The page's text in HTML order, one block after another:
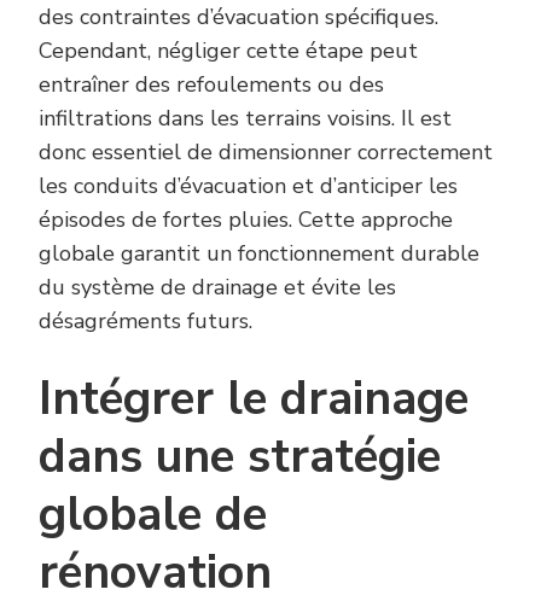
des contraintes d’évacuation spécifiques.
Cependant, négliger cette étape peut
entraîner des refoulements ou des
infiltrations dans les terrains voisins. Il est
donc essentiel de dimensionner correctement
les conduits d’évacuation et d’anticiper les
épisodes de fortes pluies. Cette approche
globale garantit un fonctionnement durable
du système de drainage et évite les
désagréments futurs.
Intégrer le drainage
dans une stratégie
globale de
rénovation